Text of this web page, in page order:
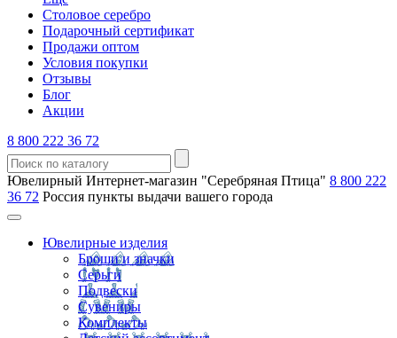
Столовое серебро
Подарочный сертификат
Продажи оптом
Условия покупки
Отзывы
Блог
Акции
8 800 222 36 72
Ювелирный Интернет-магазин "Серебряная Птица" 8 800 222
36 72 Россия пункты выдачи вашего города
Ювелирные изделия
Броши и значки
Серьги
Подвески
Сувениры
Комплекты